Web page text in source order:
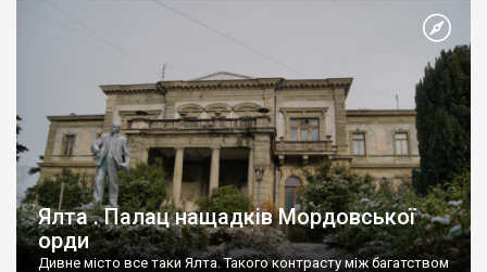
Ялта . Палац нащадків Мордовської
орди
Дивне місто все таки Ялта. Такого контрасту між багатством